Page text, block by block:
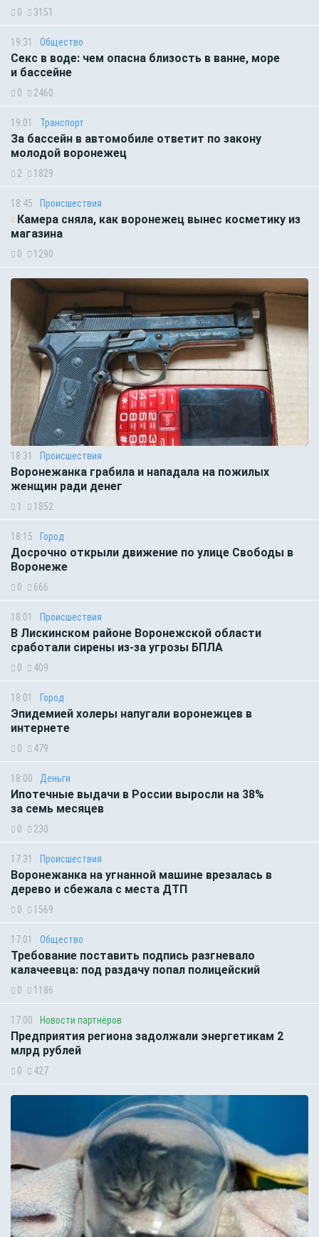
0 3151
19:31 Общество
Секс в воде: чем опасна близость в ванне, море
и бассейне
0 2460
19:01 Транспорт
За бассейн в автомобиле ответит по закону
молодой воронежец
2 1829
18:45 Происшествия
Камера сняла, как воронежец вынес косметику из
магазина
0 1290
18:31 Происшествия
Воронежанка грабила и нападала на пожилых
женщин ради денег
1 1852
18:15 Город
Досрочно открыли движение по улице Свободы в
Воронеже
0 666
18:01 Происшествия
В Лискинском районе Воронежской области
сработали сирены из-за угрозы БПЛА
0 409
18:01 Город
Эпидемией холеры напугали воронежцев в
интернете
0 479
18:00 Деньги
Ипотечные выдачи в России выросли на 38%
за семь месяцев
0 230
17:31 Происшествия
Воронежанка на угнанной машине врезалась в
дерево и сбежала с места ДТП
0 1569
17:01 Общество
Требование поставить подпись разгневало
калачеевца: под раздачу попал полицейский
0 1186
17:00 Новости партнёров
Предприятия региона задолжали энергетикам 2
млрд рублей
0 427